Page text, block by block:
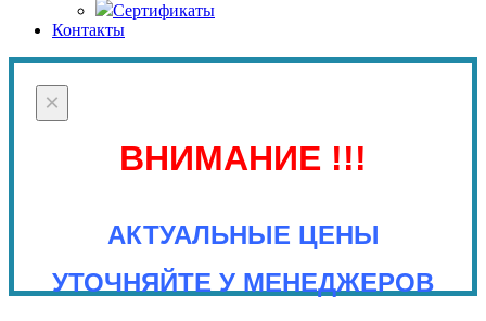
Сертификаты
Контакты
×
ВНИМАНИЕ !!!
АКТУАЛЬНЫЕ ЦЕНЫ
УТОЧНЯЙТЕ У МЕНЕДЖЕРОВ